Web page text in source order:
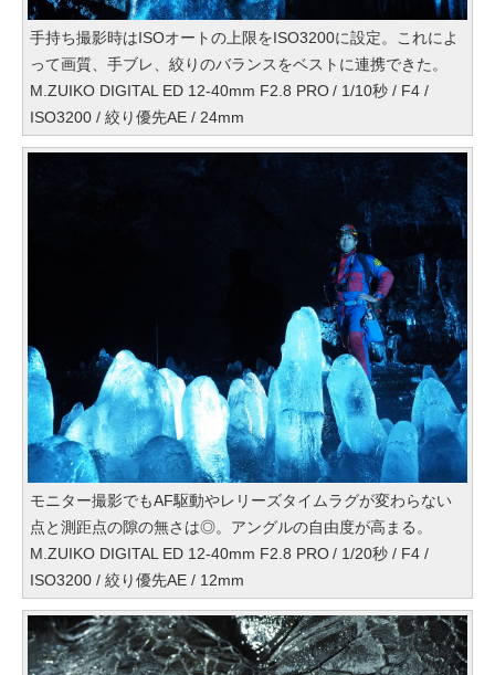
手持ち撮影時はISOオートの上限をISO3200に設定。これによ
って画質、手ブレ、絞りのバランスをベストに連携できた。
M.ZUIKO DIGITAL ED 12-40mm F2.8 PRO / 1/10秒 / F4 /
ISO3200 / 絞り優先AE / 24mm
モニター撮影でもAF駆動やレリーズタイムラグが変わらない
点と測距点の隙の無さは◎。アングルの自由度が高まる。
M.ZUIKO DIGITAL ED 12-40mm F2.8 PRO / 1/20秒 / F4 /
ISO3200 / 絞り優先AE / 12mm